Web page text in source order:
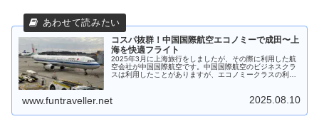
コスパ抜群！中国国際航空エコノミーで成田〜上
海を快適フライト
2025年3月に上海旅行をしましたが、その際に利用した航
空会社が中国国際航空です。中国国際航空のビジネスクラ
スは利用したことがありますが、エコノミークラスの利用
では、成田－上海・浦東間の中国国際航空エコノミークラ
ス搭乗記をお届けします。
www.funtraveller.net 2025.08.10